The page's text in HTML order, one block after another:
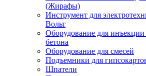
(Жирафы)
Инструмент для
Вольт
Оборудование для инъекции
бетона
Оборудование для смесей
Подъемники для
Шпатели